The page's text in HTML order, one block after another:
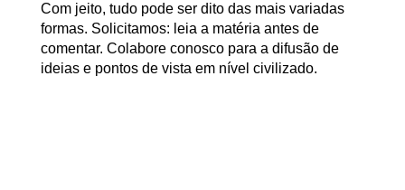
Com jeito, tudo pode ser dito das mais variadas
formas. Solicitamos: leia a matéria antes de
comentar. Colabore conosco para a difusão de
ideias e pontos de vista em nível civilizado.